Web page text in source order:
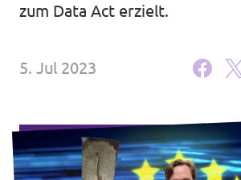
Deine Spende für Volt!
Pressemitteilungen
zum Data Act erzielt.
5. Jul 2023